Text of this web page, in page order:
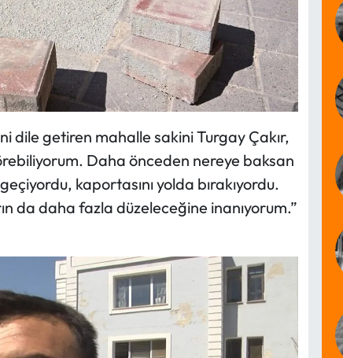
dile getiren mahalle sakini Turgay Çakır,
Daha önceden nereye baksan
kaportasını yolda bırakıyordu.
da daha fazla düzeleceğine inanıyorum.”